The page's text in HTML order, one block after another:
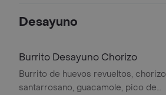
Desayuno
Burrito Desayuno Chorizo
Burrito de huevos revueltos, chorizo
santarrosano, guacamole, pico de